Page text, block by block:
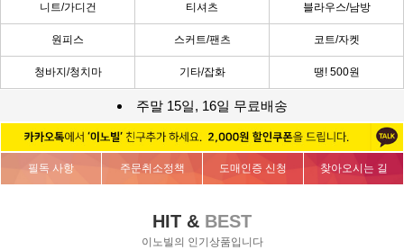
니트/가디건 티셔츠 블라우스/남방
원피스 스커트/팬츠 코트/자켓
청바지/청치마 기타/잡화 땡! 500원
주말 15일, 16일 무료배송
필독 사항 주문취소정책 도매인증 신청 찾아오시는 길
HIT & BEST
이노빌의 인기상품입니다